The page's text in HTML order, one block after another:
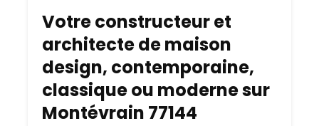
Votre constructeur et
architecte de maison
design, contemporaine,
classique ou moderne sur
Montévrain 77144